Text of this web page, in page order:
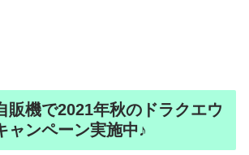
販機で2021年秋のドラクエウ
ャンペーン実施中♪